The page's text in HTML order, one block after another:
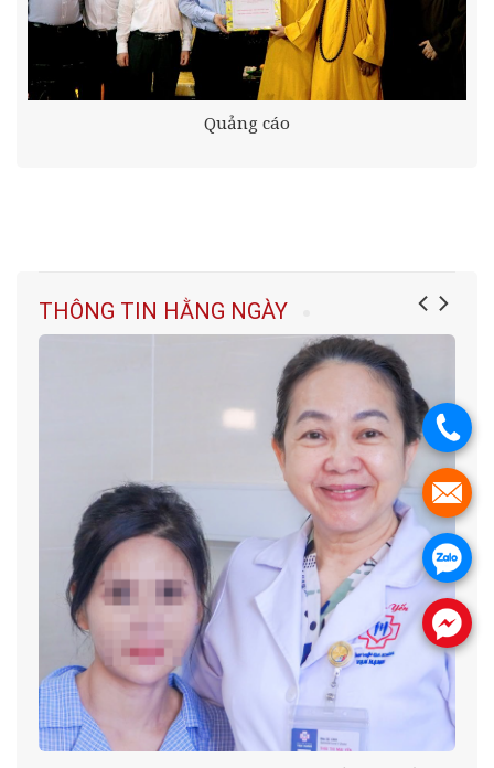
Quảng cáo
THÔNG TIN HẰNG NGÀY
.
.
.
.